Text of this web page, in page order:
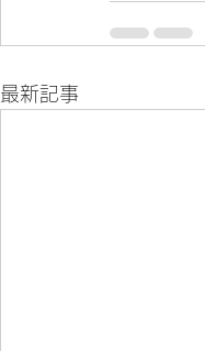
最新記事